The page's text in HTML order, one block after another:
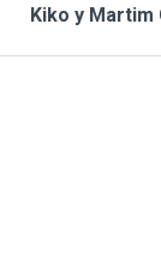
Kiko y Martim